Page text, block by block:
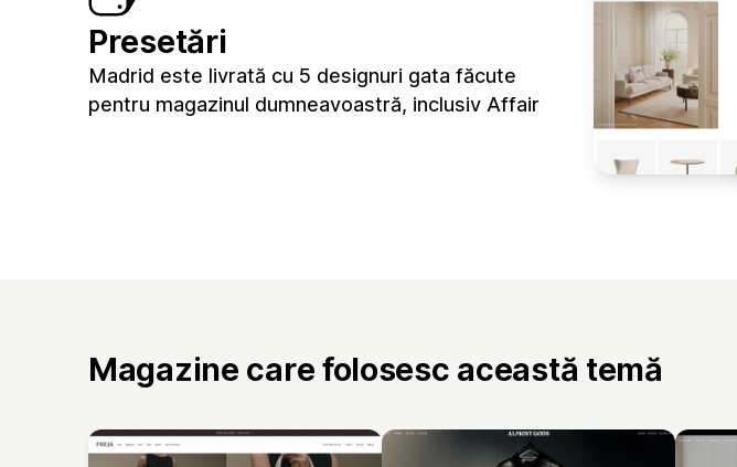
Presetări
Madrid este livrată cu 5 designuri gata făcute
pentru magazinul dumneavoastră, inclusiv Affair
Magazine care folosesc această temă